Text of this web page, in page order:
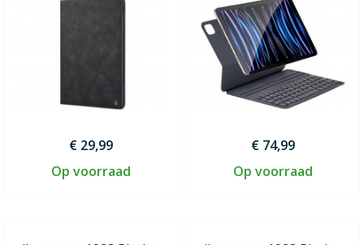
€ 29,99
Op voorraad
€ 74,99
Op voorraad